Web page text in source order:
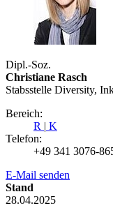
Dipl.-Soz.
Christiane Rasch
Stabsstelle Diversity,
Bereich:
R | K
Telefon:
+49 341 3076-
E-Mail senden
Stand
28.04.2025